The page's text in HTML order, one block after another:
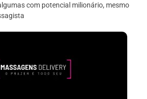
com potencial milionário, mesmo